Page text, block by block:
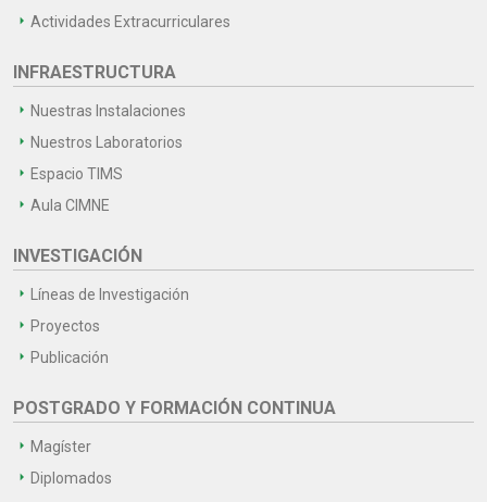
Actividades Extracurriculares
INFRAESTRUCTURA
Nuestras Instalaciones
Nuestros Laboratorios
Espacio TIMS
Aula CIMNE
INVESTIGACIÓN
Líneas de Investigación
Proyectos
Publicación
POSTGRADO Y FORMACIÓN CONTINUA
Magíster
Diplomados